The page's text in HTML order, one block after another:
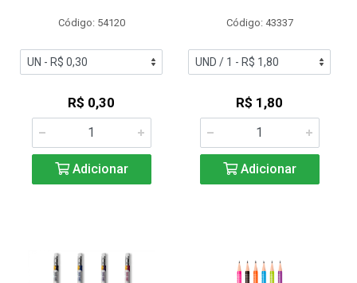
Código: 54120
R$ 0,30
Adicionar
Código: 43337
R$ 1,80
Adicionar